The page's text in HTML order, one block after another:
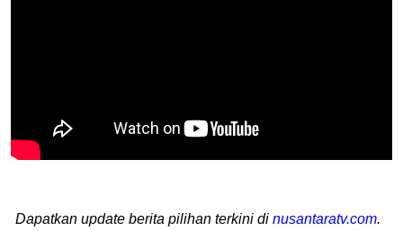
Dapatkan update berita pilihan terkini di nusantaratv.com.